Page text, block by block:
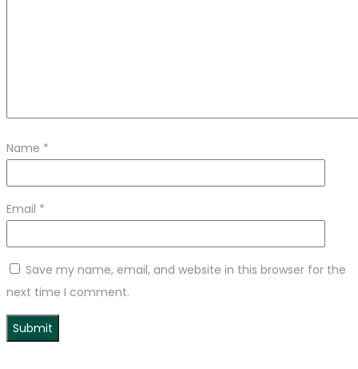
Name *
Email *
Save my name, email, and website in this browser for the
next time I comment.